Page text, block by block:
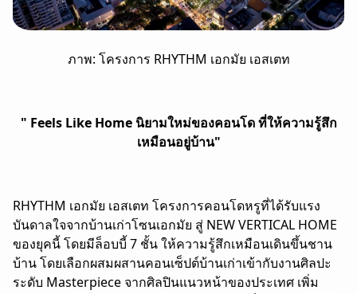
ภาพ: โครงการ RHYTHM เอกมัย เอสเตท
" Feels Like Home นิยามใหม่ของคอนโด ที่ให้ความรู้สึก
เหมือนอยู่บ้าน"
RHYTHM เอกมัย เอสเตท โครงการคอนโดหรูที่ได้รับแรง
บันดาลใจจากบ้านเก่าโซนเอกมัย สู่ NEW VERTICAL HOME
ของยุคนี้ โดยมีล็อบบี้ 7 ชั้น ให้ความรู้สึกเหมือนเดินขึ้นชาน
บ้าน โดยเลือกผสมผสานคอนเซ็ปต์บ้านเก่าเข้ากับงานศิลปะ
ระดับ Masterpiece จากศิลปินแนวหน้าของประเทศ เพิ่ม